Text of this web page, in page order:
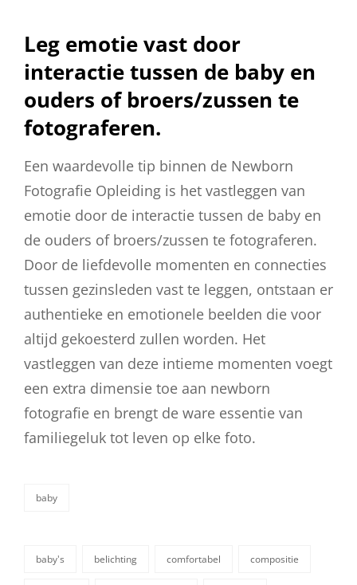
Leg emotie vast door
interactie tussen de baby en
ouders of broers/zussen te
fotograferen.
Een waardevolle tip binnen de Newborn
Fotografie Opleiding is het vastleggen van
emotie door de interactie tussen de baby en
de ouders of broers/zussen te fotograferen.
Door de liefdevolle momenten en connecties
tussen gezinsleden vast te leggen, ontstaan er
authentieke en emotionele beelden die voor
altijd gekoesterd zullen worden. Het
vastleggen van deze intieme momenten voegt
een extra dimensie toe aan newborn
fotografie en brengt de ware essentie van
familiegeluk tot leven op elke foto.
categorieën
baby
baby's belichting comfortabel compositie